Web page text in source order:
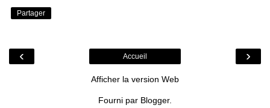
Partager
‹ ›
Accueil
Afficher la version Web
Fourni par Blogger.